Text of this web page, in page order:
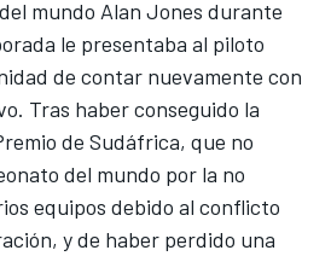
mundo Alan Jones durante
le presentaba al piloto
de contar nuevamente con
Tras haber conseguido la
de Sudáfrica, que no
del mundo por la no
equipos debido al conflicto
y de haber perdido una